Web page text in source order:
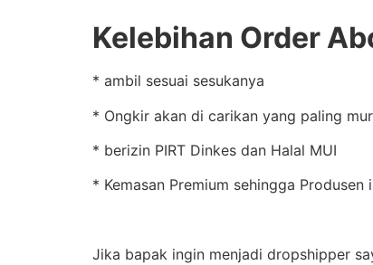
Kelebihan Order
* ambil sesuai sesukanya
* Ongkir akan di carikan yang paling
* berizin PIRT Dinkes dan Halal MUI
* Kemasan Premium sehingga
Jika bapak ingin menjadi dropshipper